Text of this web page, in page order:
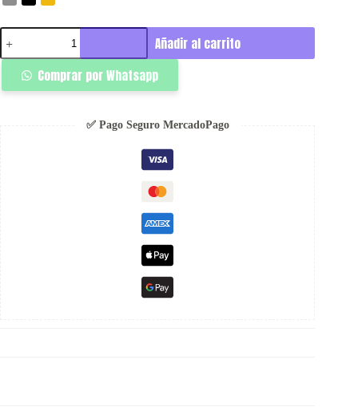
Gradient
cantidad
Añadir al carrito
Comprar por Whatsapp
✅ Pago Seguro MercadoPago